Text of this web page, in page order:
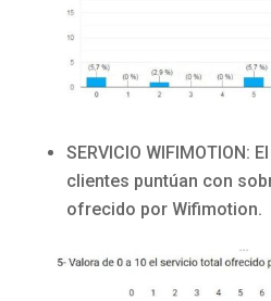
SERVICIO WIFIMOTION:
clientes puntúan con
ofrecido por Wifimotion.